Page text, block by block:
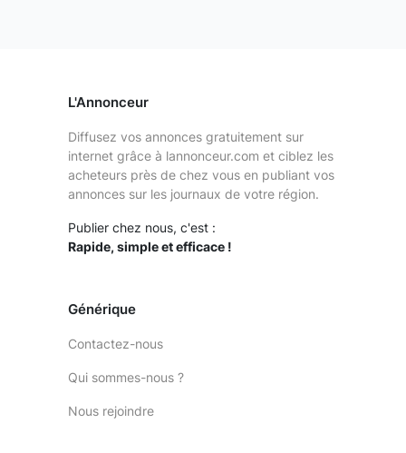
L'Annonceur
Diffusez vos annonces gratuitement sur
internet grâce à lannonceur.com et ciblez les
acheteurs près de chez vous en publiant vos
annonces sur les journaux de votre région.
Publier chez nous, c'est :
Rapide, simple et efficace !
Générique
Contactez-nous
Qui sommes-nous ?
Nous rejoindre